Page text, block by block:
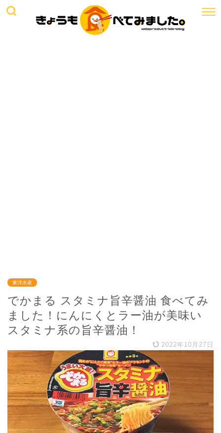
東洋水産
でかまる スタミナ旨辛醤油 食べてみ
ました！にんにくとラー油が美味い
スタミナ系の旨辛醤油！
2022年10月27日